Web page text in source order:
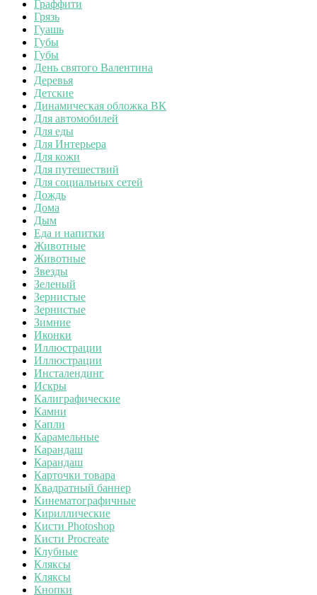
Граффити
Грязь
Гуашь
Губы
Губы
День святого Валентина
Деревья
Детские
Динамическая обложка ВК
Для автомобилей
Для еды
Для Интерьера
Для кожи
Для путешествий
Для социальных сетей
Дождь
Дома
Дым
Еда и напитки
Животные
Животные
Звезды
Зеленый
Зернистые
Зернистые
Зимние
Иконки
Иллюстрации
Иллюстрации
Инсталендинг
Искры
Калиграфические
Камни
Капли
Карамельные
Карандаш
Карандаш
Карточки товара
Квадратный баннер
Кинематографичные
Кириллические
Кисти Photoshop
Кисти Procreate
Клубные
Кляксы
Кляксы
Кнопки